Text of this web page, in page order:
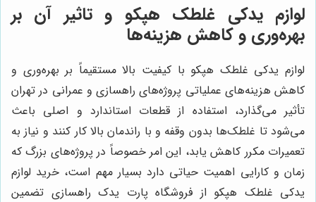
لوازم یدکی غلطک هپکو و تاثیر آن بر
بهره‌وری و کاهش هزینه‌ها
لوازم یدکی غلطک هپکو با کیفیت بالا مستقیماً بر بهره‌وری و
کاهش هزینه‌های عملیاتی پروژه‌های راهسازی و عمرانی در تهران
تأثیر می‌گذارد، استفاده از قطعات استاندارد و اصلی باعث
می‌شود تا غلطک‌ها بدون وقفه و با راندمان بالا کار کنند و نیاز به
تعمیرات مکرر کاهش یابد، این امر خصوصاً در پروژه‌های بزرگ که
زمان و کارایی اهمیت حیاتی دارد بسیار مهم است، خرید لوازم
یدکی غلطک هپکو از فروشگاه پارت یدک راهسازی تضمین